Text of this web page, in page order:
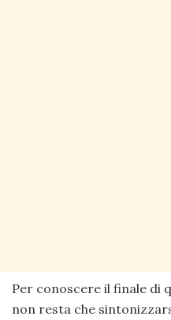
Per conoscere il finale di
non resta che